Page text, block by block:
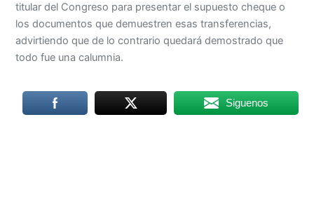
titular del Congreso para presentar el supuesto cheque o
los documentos que demuestren esas transferencias,
advirtiendo que de lo contrario quedará demostrado que
todo fue una calumnia.
Siguenos